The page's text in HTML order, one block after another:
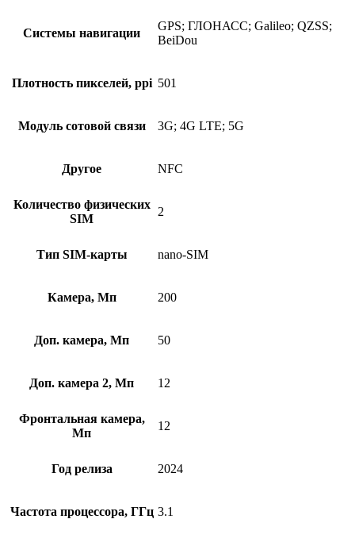
Системы навигации
GPS; ГЛОНАСС; Galileo; QZSS;
BeiDou
Плотность пикселей, ppi 501
Модуль сотовой связи 3G; 4G LTE; 5G
Другое NFC
Количество физических
SIM
2
Тип SIM-карты nano-SIM
Камера, Мп 200
Доп. камера, Мп 50
Доп. камера 2, Мп 12
Фронтальная камера,
Мп
12
Год релиза 2024
Частота процессора, ГГц 3.1